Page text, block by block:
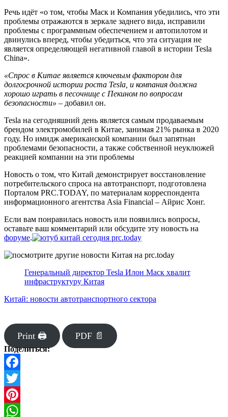
Речь идёт «о том, чтобы Маск и Компания убедились, что эти
проблемы отражаются в зеркале заднего вида, исправили
проблемы с программным обеспечением и автопилотом и
двинулись вперед, чтобы убедиться, что эта ситуация не
является определяющей негативной главой в истории Tesla
China».
«Спрос в Китае является ключевым фактором для
долгосрочной истории роста Tesla, и компания должна
хорошо играть в песочнице с Пекином по вопросам
безопасности» – добавил он.
Tesla на сегодняшний день является самым продаваемым
брендом электромобилей в Китае, занимая 21% рынка в 2020
году. Но имидж американской компании был запятнан
проблемами безопасности, а также собственной неуклюжей
реакцией компании на эти проблемы
Новость о том, что Китай демонстрирует восстановление
потребительского спроса на автотранспорт, подготовлена
Порталом PRC.TODAY, по материалам корреспондента
информационного агентства Asia Financial – Айрис Хонг.
Если вам понравилась новость или появились вопросы,
оставьте ваш комментарий или обсудите эту новость на
форуме.
Генеральный директор Tesla Илон Маск хвалит
инфраструктуру Китая
Китай: новости автотранспортного сектора
Print 🖨 PDF 📄
Поделиться:
Facebook
Twitter
Pinterest